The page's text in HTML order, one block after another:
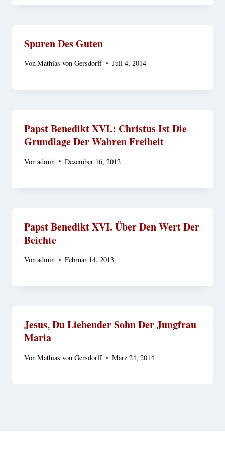
Spuren Des Guten
VonMathias von Gersdorff Juli 4, 2014
Papst Benedikt XVI.: Christus Ist Die
Grundlage Der Wahren Freiheit
Vonadmin Dezember 16, 2012
Papst Benedikt XVI. Über Den Wert Der
Beichte
Vonadmin Februar 14, 2013
Jesus, Du Liebender Sohn Der Jungfrau
Maria
VonMathias von Gersdorff März 24, 2014